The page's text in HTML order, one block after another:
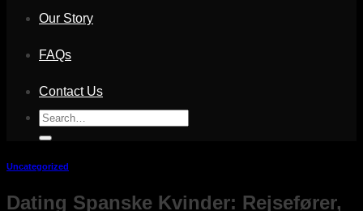
Our Story
FAQs
Contact Us
Search
for:
Uncategorized
Dating Spanske Kvinder: Rejsefører,